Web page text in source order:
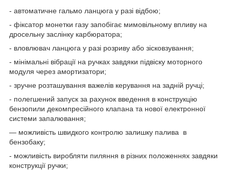
- автоматичне гальмо ланцюга у разі відбою;
- фіксатор монетки газу запобігає мимовільному впливу на
дросельну заслінку карбюратора;
- вловлювач ланцюга у разі розриву або зісковзування;
- мінімальні вібрації на ручках завдяки підвіску моторного
модуля через амортизатори;
- зручне розташування важелів керування на задній ручці;
- полегшений запуск за рахунок введення в конструкцію
бензопили декомпресійного клапана та нової електронної
системи запалювання;
— можливість швидкого контролю залишку палива в
бензобаку;
- можливість виробляти пиляння в різних положеннях завдяки
конструкції ручки;